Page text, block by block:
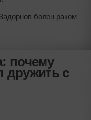
болен раком
почему
дружить с